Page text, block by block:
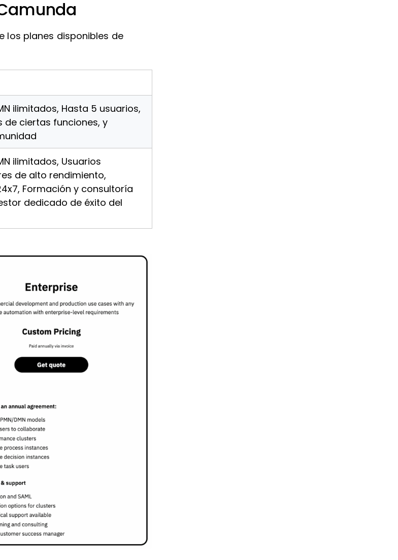
los planes disponibles de
ilimitados, Hasta 5 usuarios,
de ciertas funciones, y
ilimitados, Usuarios
de alto rendimiento,
Formación y consultoría
dedicado de éxito del